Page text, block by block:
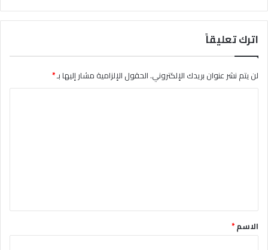
اترك تعليقاً
لن يتم نشر عنوان بريدك الإلكتروني.الحقول الإلزامية مشار إليها بـ*
*الاسم*